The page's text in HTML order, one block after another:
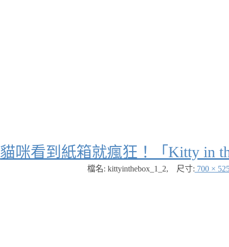
貓咪看到紙箱就瘋狂！「Kitty in
檔名: kittyinthebox_1_2, 尺寸: 700 ×